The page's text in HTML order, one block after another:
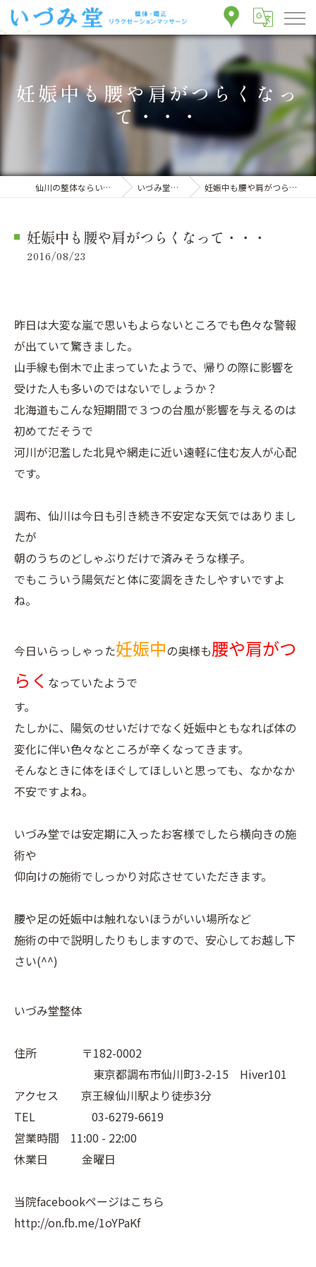
妊娠中も腰や肩がつらくなっ
て・・・
仙川の整体ならいづみ堂整体院 いづみ堂のブログ 妊娠中も腰や肩がつらくなって・・・
妊娠中も腰や肩がつらくなって・・・
2016/08/23
昨日は大変な嵐で思いもよらないところでも色々な警報
が出ていて驚きました。
山手線も倒木で止まっていたようで、帰りの際に影響を
受けた人も多いのではないでしょうか？
北海道もこんな短期間で３つの台風が影響を与えるのは
初めてだそうで
河川が氾濫した北見や網走に近い遠軽に住む友人が心配
です。
調布、仙川は今日も引き続き不安定な天気ではありまし
たが
朝のうちのどしゃぶりだけで済みそうな様子。
でもこういう陽気だと体に変調をきたしやすいですよ
ね。
今日いらっしゃった妊娠中の奥様も腰や肩がつ
らく なっていたようで
す。
たしかに、陽気のせいだけでなく妊娠中ともなれば体の
変化に伴い色々なところが辛くなってきます。
そんなときに体をほぐしてほしいと思っても、なかなか
不安ですよね。
いづみ堂では安定期に入ったお客様でしたら横向きの施
術や
仰向けの施術でしっかり対応させていただきます。
腰や足の妊娠中は触れないほうがいい場所など
施術の中で説明したりもしますので、安心してお越し下
さい(^^)
いづみ堂整体
住所 〒182-0002
東京都調布市仙川町3-2-15 Hiver101
アクセス 京王線仙川駅より徒歩3分
TEL 03-6279-6619
営業時間 11:00 - 22:00
休業日 金曜日
当院facebookページはこちら
http://on.fb.me/1oYPaKf